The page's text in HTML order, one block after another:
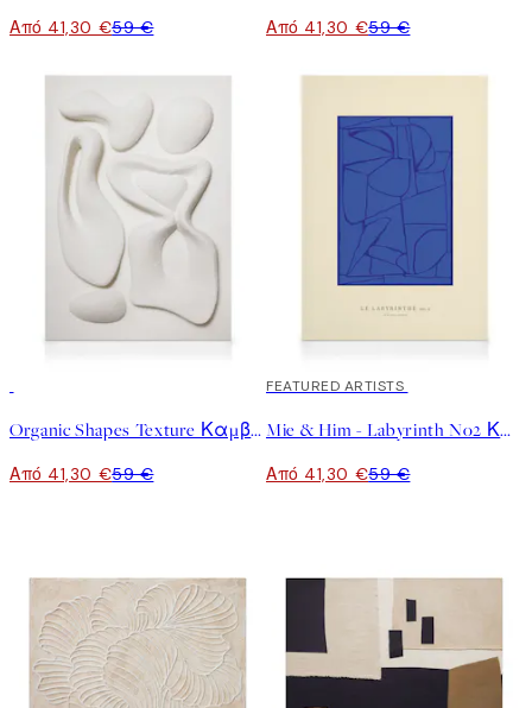
Από 41,30 €59 € Από 41,30 €59 €
Organic Shapes Texture Καμβάς
Από 41,30 €59 €
30%*
FEATURED ARTISTS
Mie & Him - Labyrinth No2 Καμβάς
Από 41,30 €59 €